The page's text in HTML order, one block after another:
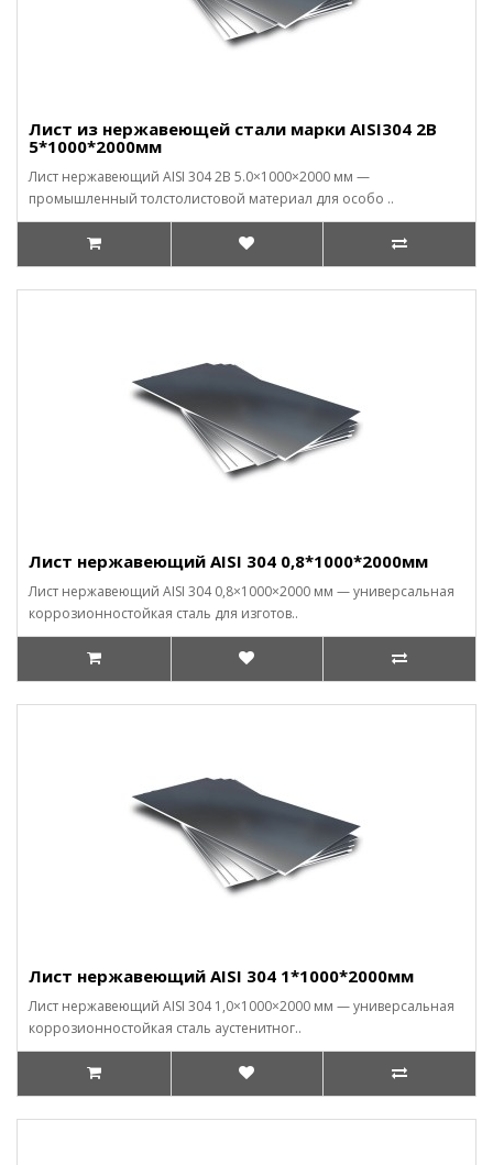
Лист из нержавеющей стали марки AISI304 2В
5*1000*2000мм
Лист нержавеющий AISI 304 2B 5.0×1000×2000 мм —
промышленный толстолистовой материал для особо ..
Лист нержавеющий AISI 304 0,8*1000*2000мм
Лист нержавеющий AISI 304 0,8×1000×2000 мм — универсальная
коррозионностойкая сталь для изготов..
Лист нержавеющий AISI 304 1*1000*2000мм
Лист нержавеющий AISI 304 1,0×1000×2000 мм — универсальная
коррозионностойкая сталь аустенитног..